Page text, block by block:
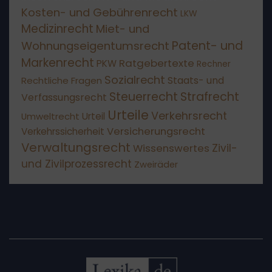
Kosten- und Gebührenrecht LKW
Medizinrecht Miet- und
Wohnungseigentumsrecht Patent- und
Markenrecht PKW Ratgebertexte Rechner
Rechtliche Fragen Sozialrecht Staats- und
Verfassungsrecht Steuerrecht Strafrecht
Umweltrecht Urteil Urteile Verkehrsrecht
Verkehrssicherheit Versicherungsrecht
Verwaltungsrecht Wissenswertes Zivil-
und Zivilprozessrecht Zweiräder